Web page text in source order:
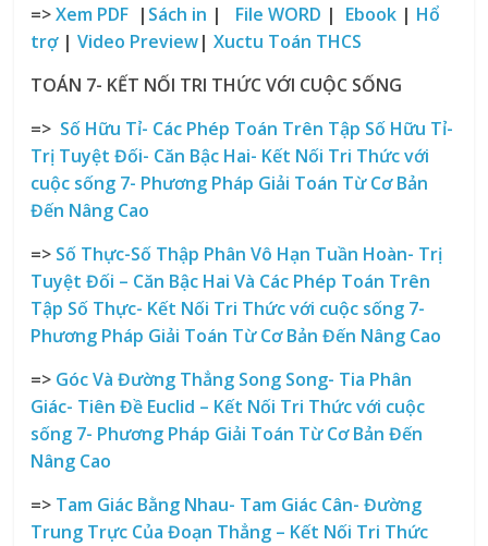
=>Xem PDF | Sách in | File WORD | Ebook | Hổ
trợ|Video Preview|Xuctu Toán THCS
TOÁN 7- KẾT NỐI TRI THỨC VỚI CUỘC SỐNG
=> Số Hữu Tỉ- Các Phép Toán Trên Tập Số Hữu Tỉ-
Trị Tuyệt Đối- Căn Bậc Hai- Kết Nối Tri Thức với
cuộc sống 7- Phương Pháp Giải Toán Từ Cơ Bản
Đến Nâng Cao
=> Số Thực-Số Thập Phân Vô Hạn Tuần Hoàn- Trị
Tuyệt Đối – Căn Bậc Hai Và Các Phép Toán Trên
Tập Số Thực- Kết Nối Tri Thức với cuộc sống 7-
Phương Pháp Giải Toán Từ Cơ Bản Đến Nâng Cao
=> Góc Và Đường Thẳng Song Song- Tia Phân
Giác- Tiên Đề Euclid – Kết Nối Tri Thức với cuộc
sống 7- Phương Pháp Giải Toán Từ Cơ Bản Đến
Nâng Cao
=> Tam Giác Bằng Nhau- Tam Giác Cân- Đường
Trung Trực Của Đoạn Thẳng – Kết Nối Tri Thức